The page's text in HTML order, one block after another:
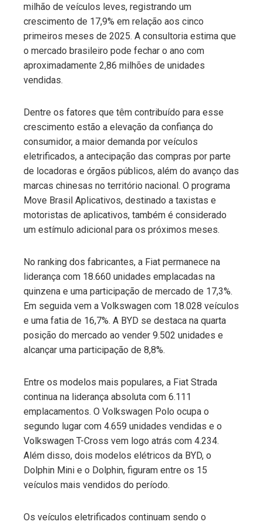
milhão de veículos leves, registrando um
crescimento de 17,9% em relação aos cinco
primeiros meses de 2025. A consultoria estima que
o mercado brasileiro pode fechar o ano com
aproximadamente 2,86 milhões de unidades
vendidas.
Dentre os fatores que têm contribuído para esse
crescimento estão a elevação da confiança do
consumidor, a maior demanda por veículos
eletrificados, a antecipação das compras por parte
de locadoras e órgãos públicos, além do avanço das
marcas chinesas no território nacional. O programa
Move Brasil Aplicativos, destinado a taxistas e
motoristas de aplicativos, também é considerado
um estímulo adicional para os próximos meses.
No ranking dos fabricantes, a Fiat permanece na
liderança com 18.660 unidades emplacadas na
quinzena e uma participação de mercado de 17,3%.
Em seguida vem a Volkswagen com 18.028 veículos
e uma fatia de 16,7%. A BYD se destaca na quarta
posição do mercado ao vender 9.502 unidades e
alcançar uma participação de 8,8%.
Entre os modelos mais populares, a Fiat Strada
continua na liderança absoluta com 6.111
emplacamentos. O Volkswagen Polo ocupa o
segundo lugar com 4.659 unidades vendidas e o
Volkswagen T-Cross vem logo atrás com 4.234.
Além disso, dois modelos elétricos da BYD, o
Dolphin Mini e o Dolphin, figuram entre os 15
veículos mais vendidos do período.
Os veículos eletrificados continuam sendo o